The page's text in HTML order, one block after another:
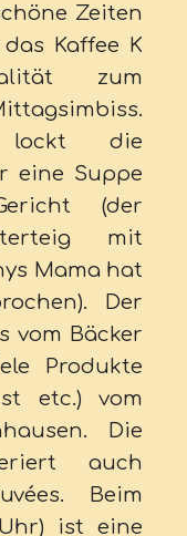
Zeiten
Kaffee K
zum
lockt die
eine Suppe
(der
mit
Mama hat
Der
vom Bäcker
Produkte
etc.) vom
Die
auch
Beim
ist eine